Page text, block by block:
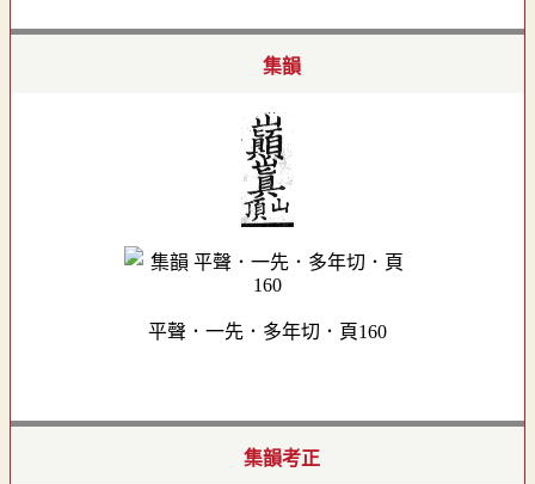
集韻
平聲．一先．多年切．頁160
集韻考正